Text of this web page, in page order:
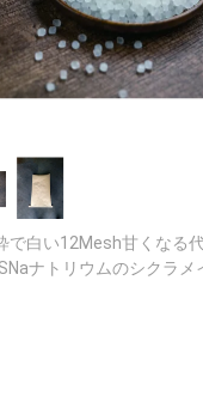
で白い12Mesh甘くなる
ナトリウムのシクラメ